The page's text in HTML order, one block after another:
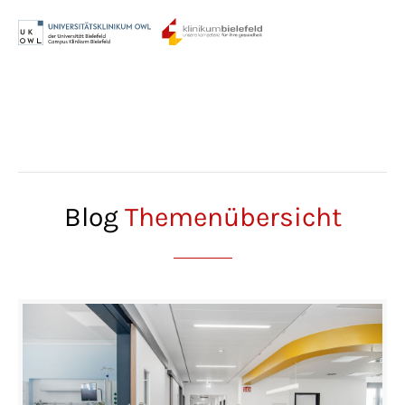
Register|Lost your password?
Support
BlogThemenübersicht